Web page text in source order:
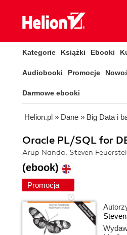
Kategorie Książki Ebooki
Audiobooki Promocje
Darmowe ebooki
Helion.pl » Dane » Big Data i
Oracle PL/SQL for
Arup Nanda, Steven
(ebook)
Promocja